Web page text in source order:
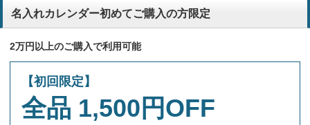
名入れカレンダー初めてご購入の方限定
2万円以上のご購入で利用可能
【初回限定】
全品 1,500円OFF